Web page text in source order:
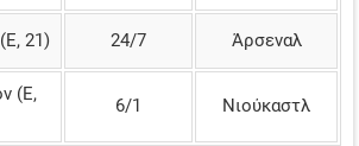
21) 24/7 Άρσεναλ
(Ε,
6/1 Νιούκαστλ